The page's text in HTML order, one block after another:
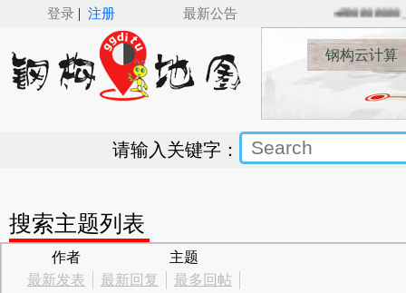
登录 | 注册 最新公告
钢构云计算
请输入关键字：
搜索主题列表
作者
主题
最新发表
最新回复 最多回帖